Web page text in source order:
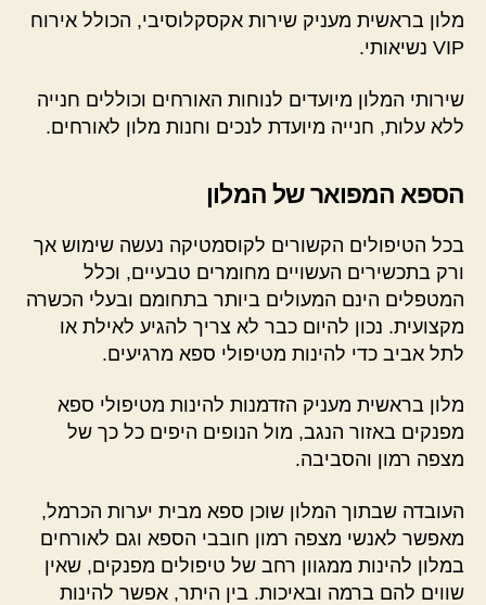
מלון בראשית מעניק שירות אקסקלוסיבי, הכולל אירוח
VIP נשיאותי.
שירותי המלון מיועדים לנוחות האורחים וכוללים חנייה
ללא עלות, חנייה מיועדת לנכים וחנות מלון לאורחים.
הספא המפואר של המלון
בכל הטיפולים הקשורים לקוסמטיקה נעשה שימוש אך
ורק בתכשירים העשויים מחומרים טבעיים, וכלל
המטפלים הינם המעולים ביותר בתחומם ובעלי הכשרה
מקצועית. נכון להיום כבר לא צריך להגיע לאילת או
לתל אביב כדי להינות מטיפולי ספא מרגיעים.
מלון בראשית מעניק הזדמנות להינות מטיפולי ספא
מפנקים באזור הנגב, מול הנופים היפים כל כך של
מצפה רמון והסביבה.
העובדה שבתוך המלון שוכן ספא מבית יערות הכרמל,
מאפשר לאנשי מצפה רמון חובבי הספא וגם לאורחים
במלון להינות ממגוון רחב של טיפולים מפנקים, שאין
שווים להם ברמה ובאיכות. בין היתר, אפשר להינות